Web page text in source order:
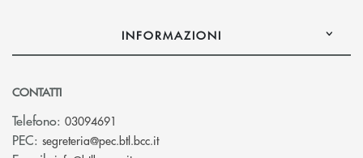
INFORMAZIONI
CONTATTI
Telefono: 03094691
PEC: segreteria@pec.btl.bcc.it(si apre l’app di posta elettronica)